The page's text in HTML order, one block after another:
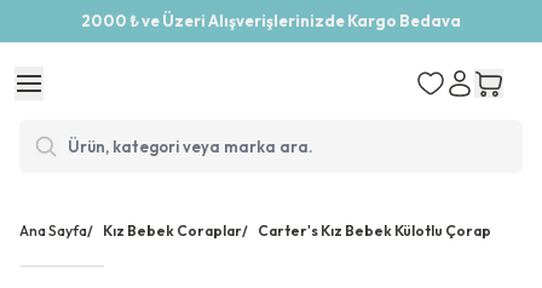
2000 ₺ ve Üzeri Alışverişlerinizde Kargo Bedava
Ana Sayfa/ Kız Bebek Coraplar/ Carter's Kız Bebek Külotlu Çorap